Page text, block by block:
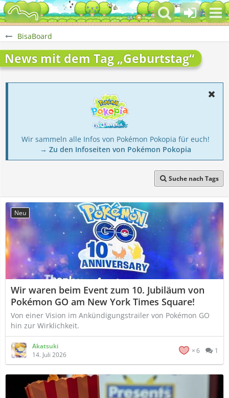
BisaBoard
News mit dem Tag „Geburtstag“
Wir sammeln alle Infos von Pokémon Pokopia für euch!
→ Zu den Infoseiten von Pokémon Pokopia
Suche nach Tags
Neu
Wir waren beim Event zum 10. Jubiläum von
Pokémon GO am New York Times Square!
Von einer Vision im Ankündigungstrailer von Pokémon GO
hin zur Wirklichkeit.
Akatsuki
14. Juli 2026
6 1